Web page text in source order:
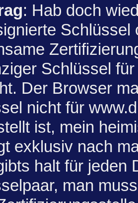
: Hab doch
Schlüssel
Schlüssel
Der Browser
nicht für
ist, mein
exklusiv nach
halt für jeden
man